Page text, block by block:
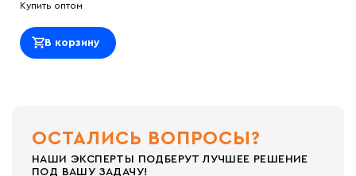
Купить оптом
В корзину
ОСТАЛИСЬ ВОПРОСЫ?
НАШИ ЭКСПЕРТЫ ПОДБЕРУТ ЛУЧШЕЕ РЕШЕНИЕ
ПОД ВАШУ ЗАДАЧУ!